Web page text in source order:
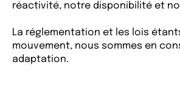
réactivité, notre disponibilité et
La réglementation et les lois
mouvement, nous sommes en
adaptation.